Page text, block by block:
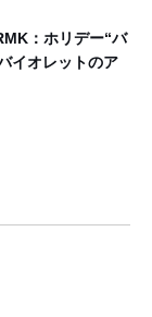
：ホリデー“バ
イオレットのア